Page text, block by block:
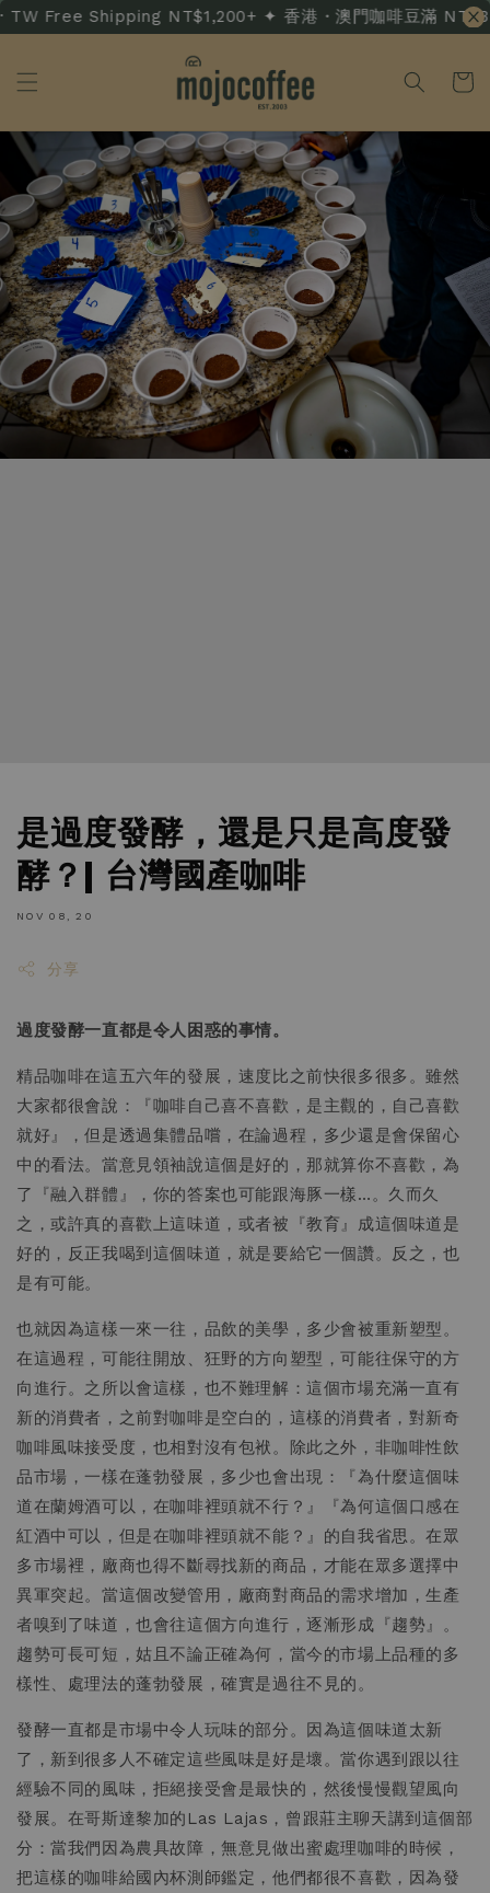
Free Shipping NT$1,200+ ✦ 香港・澳門咖啡豆滿
是過度發酵，還是只是高度發
酵？| 台灣國產咖啡
NOV 08, 20
分享
過度發酵一直都是令人困惑的事情。
精品咖啡在這五六年的發展，速度比之前快很多很多。雖然
大家都很會說：『咖啡自己喜不喜歡，是主觀的，自己喜歡
就好』，但是透過集體品嚐，在論過程，多少還是會保留心
中的看法。當意見領袖說這個是好的，那就算你不喜歡，為
了『融入群體』，你的答案也可能跟海豚一樣…。久而久
之，或許真的喜歡上這味道，或者被『教育』成這個味道是
好的，反正我喝到這個味道，就是要給它一個讚。反之，也
是有可能。
也就因為這樣一來一往，品飲的美學，多少會被重新塑型。
在這過程，可能往開放、狂野的方向塑型，可能往保守的方
向進行。之所以會這樣，也不難理解：這個市場充滿一直有
新的消費者，之前對咖啡是空白的，這樣的消費者，對新奇
咖啡風味接受度，也相對沒有包袱。除此之外，非咖啡性飲
品市場，一樣在蓬勃發展，多少也會出現：『為什麼這個味
道在蘭姆酒可以，在咖啡裡頭就不行？』『為何這個口感在
紅酒中可以，但是在咖啡裡頭就不能？』的自我省思。在眾
多市場裡，廠商也得不斷尋找新的商品，才能在眾多選擇中
異軍突起。當這個改變管用，廠商對商品的需求增加，生產
者嗅到了味道，也會往這個方向進行，逐漸形成『趨勢』。
趨勢可長可短，姑且不論正確為何，當今的市場上品種的多
樣性、處理法的蓬勃發展，確實是過往不見的。
發酵一直都是市場中令人玩味的部分。因為這個味道太新
了，新到很多人不確定這些風味是好是壞。當你遇到跟以往
經驗不同的風味，拒絕接受會是最快的，然後慢慢觀望風向
發展。在哥斯達黎加的Las Lajas，曾跟莊主聊天講到這個部
分：當我們因為農具故障，無意見做出蜜處理咖啡的時候，
把這樣的咖啡給國內杯測師鑑定，他們都很不喜歡，因為發